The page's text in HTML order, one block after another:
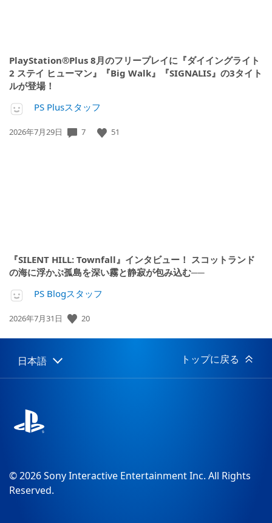
PlayStation®Plus 8月のフリープレイに『ダイイングライト
2 ステイ ヒューマン』『Big Walk』『SIGNALIS』の3タイト
ルが登場！
PS Plusスタッフ
公
2026年7月29日 7 51
『SILENT HILL: Townfall』インタビュー！ スコットランド
の海に浮かぶ孤島を深い霧と静寂が包み込む──
PS Blogスタッフ
公
日:
2026年7月31日 20
Select
Current
日本語 トップに戻る
© 2026 Sony Interactive Entertainment Inc. All Rights
Reserved.